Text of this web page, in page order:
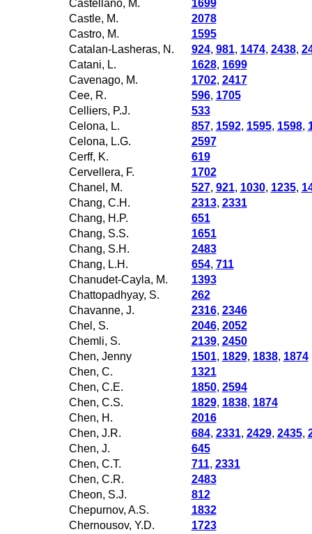
Castellano, M.
1699
Castle, M.
2078
Castro, M.
1595
Catalan-Lasheras, N.
924, 981, 1474, 2438,
Catani, L.
1628, 1699
Cavenago, M.
1702, 2417
Cee, R.
596, 1705
Celliers, P.J.
533
Celona, L.
857, 1592, 1595, 1598,
Celona, L.G.
2597
Cerff, K.
619
Cervellera, F.
1702
Chanel, M.
527, 921, 1030, 1235,
Chang, C.H.
2313, 2331
Chang, H.P.
651
Chang, S.S.
1651
Chang, S.H.
2483
Chang, L.H.
654, 711
Chanudet-Cayla, M.
1393
Chattopadhyay, S.
262
Chavanne, J.
2316, 2346
Chel, S.
2046, 2052
Chemli, S.
2139, 2450
Chen, Jenny
1501, 1829, 1838, 1874
Chen, C.
1321
Chen, C.E.
1850, 2594
Chen, C.S.
1829, 1838, 1874
Chen, H.
2016
Chen, J.R.
684, 2331, 2429, 2435,
Chen, J.
645
Chen, C.T.
711, 2331
Chen, C.R.
2483
Cheon, S.J.
812
Chepurnov, A.S.
1832
Chernousov, Y.D.
1723